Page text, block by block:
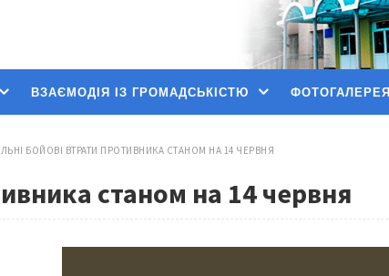
ВЗАЄМОДІЯ ІЗ ГРОМАДСЬКІСТЮ ФОТОГАЛЕРЕЯ
БОЙОВІ ВТРАТИ ПРОТИВНИКА СТАНОМ НА 14 ЧЕРВНЯ
станом на 14 червня